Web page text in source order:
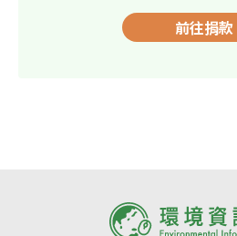
前往捐款